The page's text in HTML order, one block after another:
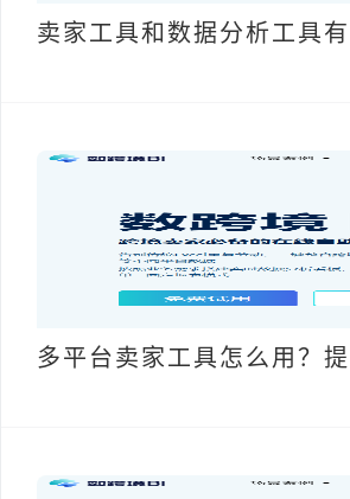
卖家工具和数据分析工具
多平台卖家工具怎么用？